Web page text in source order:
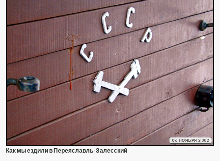
06 НОЯБРЯ 2002
Как мы ездили в Переяславль-Залесский